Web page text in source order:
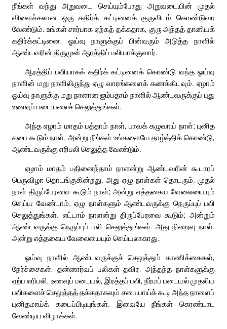
நீங்கள் வந்து அறுவடை செய்யும்போது அறுவடையின் முதல்
விளைச்சலான ஒரு கதிர்க் கட்டினைக் குருவிடம் கொண்டுவர
வேண்டும். உங்கள் சார்பாக ஏற்கத் தக்கதாக, குரு அந்தத் தானியக்
கதிர்க்கட்டினை, ஓய்வு நாளுக்குப் பின்வரும் அடுத்த நாளில்
ஆண்டவரின் திருமுன் ஆரத்திப் பலியாக்குவார்.
ஆரத்திப் பலியாகக் கதிர்க் கட்டினைக் கொண்டு வந்த ஓய்வு
நாளின் மறு நாளிலிருந்து ஏழு வாரங்களைக் கணக்கிடவும். ஏழாம்
ஓய்வு நாளுக்கு மறு நாளான ஐம்பதாம் நாளில் ஆண்டவருக்குப் புது
உணவுப் படையலைச் செலுத்துங்கள்.
அந்த ஏழாம் மாதம் பத்தாம் நாள், பாவக் கழுவாய் நாள்; புனித
சபை கூடும் நாள். அன்று நீங்கள் உங்களையே தாழ்த்திக் கொண்டு,
ஆண்டவருக்கு எரிபலி செலுத்த வேண்டும்.
ஏழாம் மாதம் பதினைந்தாம் நாளன்று ஆண்டவரின் கூடாரப்
பெருவிழா தொடங்குகின்றது. அது ஏழு நாள்கள் தொடரும். முதல்
நாள் திருப்பேரவை கூடும் நாள்; அன்று எத்தகைய வேலையையும்
செய்ய வேண்டாம். ஏழு நாள்களும் ஆண்டவருக்கு நெருப்புப் பலி
செலுத்துங்கள். எட்டாம் நாளன்று திருப்பேரவை கூடும்; அன்றும்
ஆண்டவருக்கு நெருப்புப் பலி செலுத்துங்கள். அது நிறைவு நாள்.
அன்று எத்தகைய வேலையையும் செய்யலாகாது.
ஓய்வு நாளில் ஆண்டவருக்குச் செலுத்தும் காணிக்கைகள்,
நேர்ச்சைகள், தன்னார்வப் பலிகள் தவிர, அந்தந்த நாள்களுக்கு
ஏற்ப எரிபலி, உணவுப் படையல், இரத்தப் பலி, நீர்மப் படையல் முதலிய
பலிகளைச் செலுத்தத் தக்கதாகவும் சபையாய்க் கூடி அந்த நாளைப்
புனிதமாய்க் கடைப்பிடியுங்கள். இவையே நீங்கள் கொண்டாட
வேண்டிய விழாக்கள்.